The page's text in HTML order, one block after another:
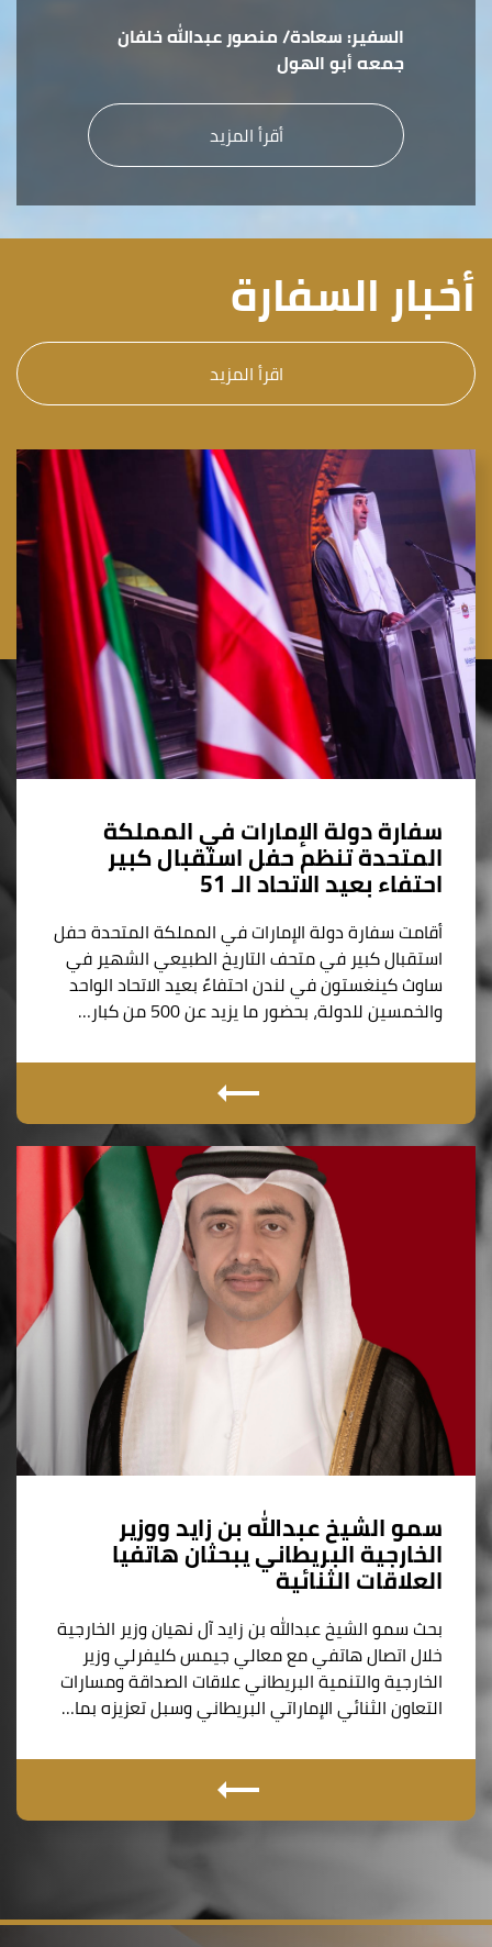
السفير: سعادة/ منصور عبدالله خلفان
جمعه أبو الهول
أقرأ المزيد
أخبار السفارة
اقرأ المزيد
سفارة دولة الإمارات في المملكة
المتحدة تنظم حفل استقبال كبير
احتفاء بعيد الاتحاد الـ 51
أقامت سفارة دولة الإمارات في المملكة المتحدة حفل
استقبال كبير في متحف التاريخ الطبيعي الشهير في
ساوث كينغستون في لندن احتفاءً بعيد الاتحاد الواحد
والخمسين للدولة، بحضور ما يزيد عن 500 من كبار…
سمو الشيخ عبدالله بن زايد ووزير
الخارجية البريطاني يبحثان هاتفيا
العلاقات الثنائية
بحث سمو الشيخ عبدالله بن زايد آل نهيان وزير الخارجية
خلال اتصال هاتفي مع معالي جيمس كليفرلي وزير
الخارجية والتنمية البريطاني علاقات الصداقة ومسارات
التعاون الثنائي الإماراتي البريطاني وسبل تعزيزه بما…